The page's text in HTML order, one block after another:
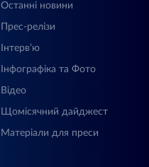
Останні новини
Прес-релізи
Інтерв’ю
Інфографіка та Фото
Відео
Щомісячний дайджест
Матеріали для преси